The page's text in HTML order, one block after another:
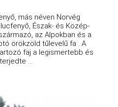
más néven Norvég
Észak- és Közép-
az Alpokban és a
örökzöld tűlevelű fa . A
faj a legismertebb és
...